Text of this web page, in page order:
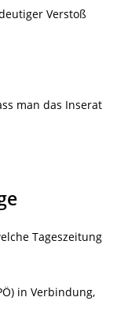
Verstoß
man das Inserat
Tageszeitung
in Verbindung,